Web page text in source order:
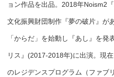
ョン作品を出品。2018年Noism2
文化振興財団制作『夢の破片』が
「からだ」を始動し『あし』を発
リス』(2017-2018年)に出演。現
のレジデンスプログラム（ファブ